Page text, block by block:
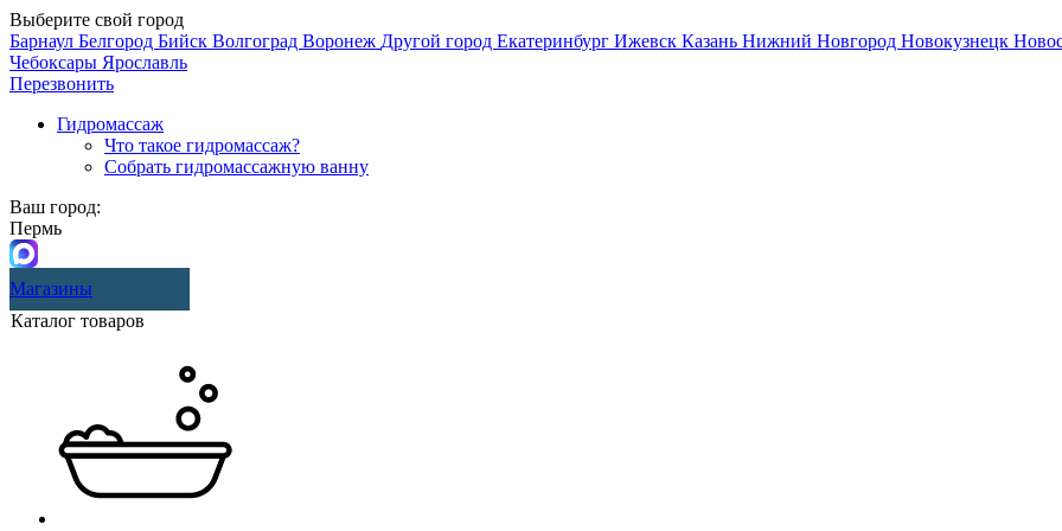
Выберите свой город
Барнаул Белгород Бийск Волгоград Воронеж Другой город Екатеринбург Ижевск Казань Нижний Новгород Новокузнецк
Чебоксары Ярославль
Перезвонить
Гидромассаж
Что такое гидромассаж?
Собрать гидромассажную ванну
Ваш город:
Пермь
Магазины
Каталог товаров